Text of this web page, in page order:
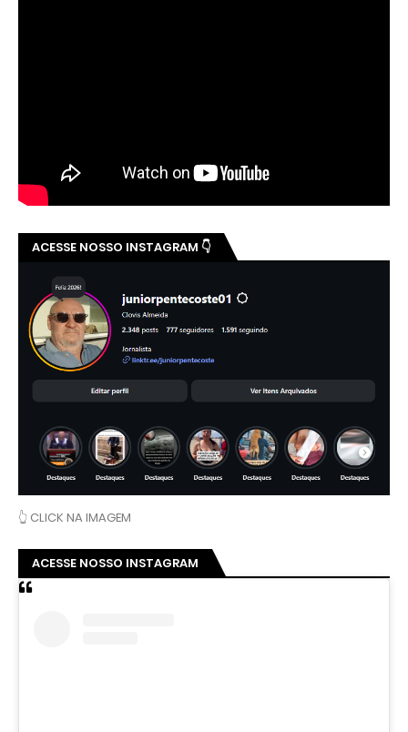
ACESSE NOSSO INSTAGRAM 👇
👆 CLICK NA IMAGEM
ACESSE NOSSO INSTAGRAM